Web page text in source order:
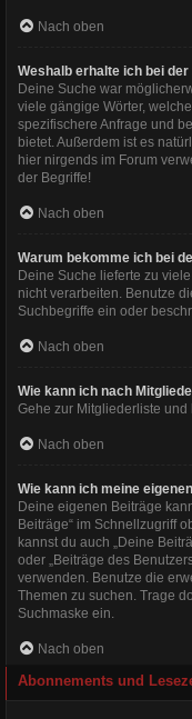
Nach oben
Weshalb erhalte ich bei
Deine Suche war
viele gängige Wörter,
spezifischere Anfrage und
bietet. Außerdem ist es
hier nirgends im Forum
der Begriffe!
Nach oben
Warum bekomme ich bei
Deine Suche lieferte zu
nicht verarbeiten. Benutze
Suchbegriffe ein oder
Nach oben
Wie kann ich nach
Gehe zur Mitgliederliste und
Nach oben
Wie kann ich meine
Deine eigenen Beiträge
Beiträge“ im Schnellzugriff
kannst du auch „Deine
oder „Beiträge des
verwenden. Benutze die
Themen zu suchen. Trage
Suchmaske ein.
Nach oben
Abonnements und